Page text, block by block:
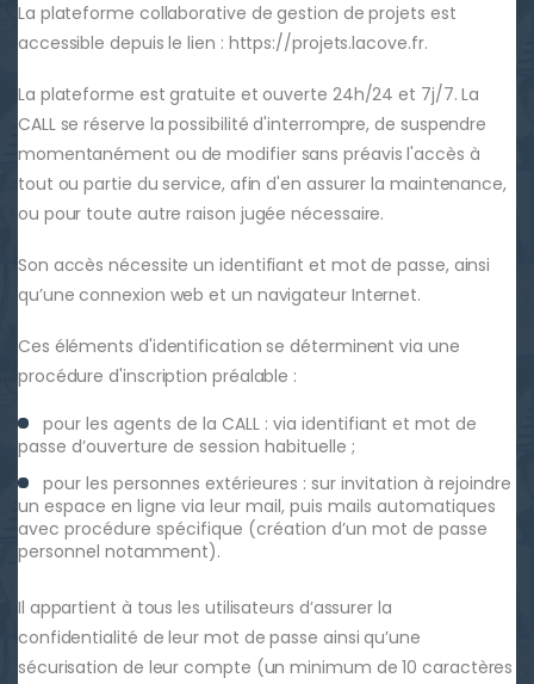
La plateforme collaborative de gestion de projets est
accessible depuis le lien : https://projets.lacove.fr.
La plateforme est gratuite et ouverte 24h/24 et 7j/7. La
CALL se réserve la possibilité d'interrompre, de suspendre
momentanément ou de modifier sans préavis l'accès à
tout ou partie du service, afin d'en assurer la maintenance,
ou pour toute autre raison jugée nécessaire.
Son accès nécessite un identifiant et mot de passe, ainsi
qu’une connexion web et un navigateur Internet.
Ces éléments d'identification se déterminent via une
procédure d'inscription préalable :
pour les agents de la CALL : via identifiant et mot de
passe d’ouverture de session habituelle ;
pour les personnes extérieures : sur invitation à rejoindre
un espace en ligne via leur mail, puis mails automatiques
avec procédure spécifique (création d’un mot de passe
personnel notamment).
Il appartient à tous les utilisateurs d’assurer la
confidentialité de leur mot de passe ainsi qu’une
sécurisation de leur compte (un minimum de 10 caractères